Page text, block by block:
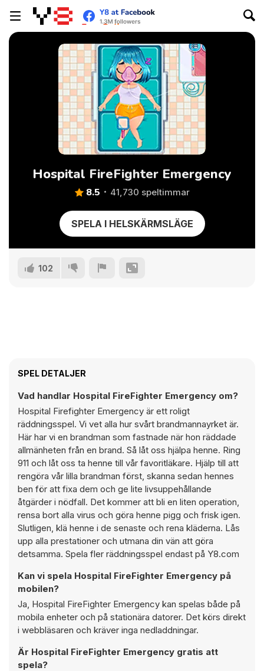
Hospital FireFighter Emergency
8.5 41,730 speltimmar
SPELA I HELSKÄRMSLÄGE
102
SPEL DETALJER
Vad handlar Hospital FireFighter Emergency om?
Hospital Firefighter Emergency är ett roligt
räddningsspel. Vi vet alla hur svårt brandmannayrket är.
Här har vi en brandman som fastnade när hon räddade
allmänheten från en brand. Så låt oss hjälpa henne. Ring
911 och låt oss ta henne till vår favoritläkare. Hjälp till att
rengöra vår lilla brandman först, skanna sedan hennes
ben för att fixa dem och ge lite livsuppehållande
åtgärder i nödfall. Det kommer att bli en liten operation,
rensa bort alla virus och göra henne pigg och frisk igen.
Slutligen, klä henne i de senaste och rena kläderna. Lås
upp alla prestationer och utmana din vän att göra
detsamma. Spela fler räddningsspel endast på Y8.com
Kan vi spela Hospital FireFighter Emergency på
mobilen?
Ja, Hospital FireFighter Emergency kan spelas både på
mobila enheter och på stationära datorer. Det körs direkt
i webbläsaren och kräver inga nedladdningar.
Är Hospital FireFighter Emergency gratis att
spela?